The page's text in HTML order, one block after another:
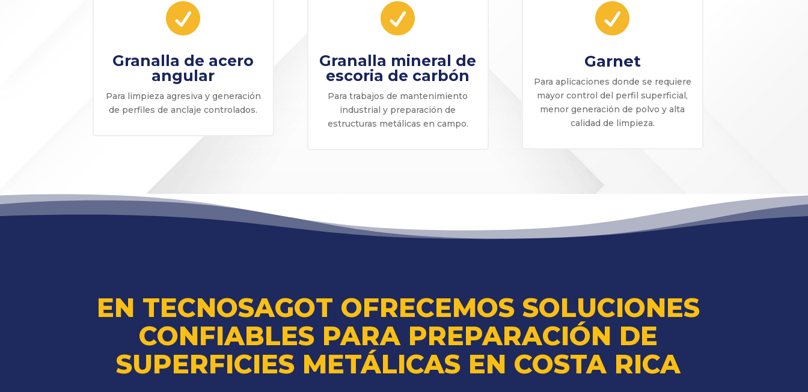

Granalla de acero
angular
Para limpieza agresiva y generación
de perfiles de anclaje controlados.

Granalla mineral de
escoria de carbón
Para trabajos de mantenimiento
industrial y preparación de
estructuras metálicas en campo.

Garnet
Para aplicaciones donde se requiere
mayor control del perfil superficial,
menor generación de polvo y alta
calidad de limpieza.
EN TECNOSAGOT OFRECEMOS SOLUCIONES
CONFIABLES PARA PREPARACIÓN DE
SUPERFICIES METÁLICAS EN COSTA RICA